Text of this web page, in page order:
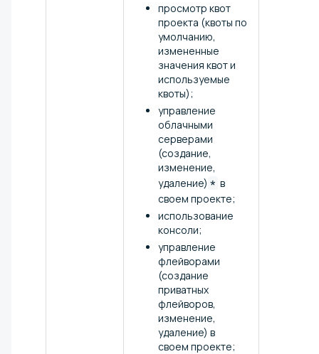
просмотр квот
проекта (квоты по
умолчанию,
измененные
значения квот и
используемые
квоты);
управление
облачными
серверами
(создание,
изменение,
удаление) * в
своем проекте;
использование
консоли;
управление
флейворами
(создание
приватных
флейворов,
изменение,
удаление) в
своем проекте;